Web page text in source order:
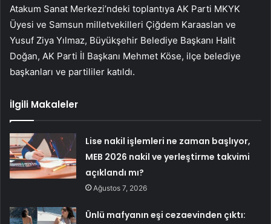
Atakum Sanat Merkezi’ndeki toplantıya AK Parti MKYK
Üyesi ve Samsun milletvekilleri Çiğdem Karaaslan ve
Yusuf Ziya Yılmaz, Büyükşehir Belediye Başkanı Halit
Doğan, AK Parti İl Başkanı Mehmet Köse, ilçe belediye
başkanları ve partililer katıldı.
İlgili Makaleler
Lise nakil işlemleri ne zaman başlıyor,
MEB 2026 nakil ve yerleştirme takvimi
açıklandı mı?
Ağustos 7, 2026
Ünlü mafyanın eşi cezaevinden çıktı: